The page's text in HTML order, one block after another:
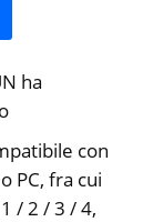
ha
con
PC, fra cui
/ 2 / 3 / 4,